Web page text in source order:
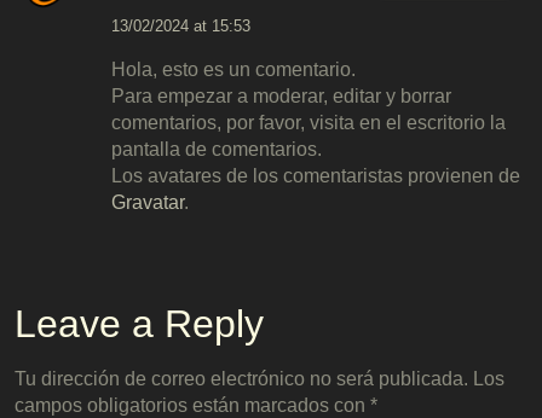
13/02/2024 at 15:53
Hola, esto es un comentario.
Para empezar a moderar, editar y borrar
comentarios, por favor, visita en el escritorio la
pantalla de comentarios.
Los avatares de los comentaristas provienen de
Gravatar.
Leave a Reply
Tu dirección de correo electrónico no será publicada.
Los
campos obligatorios están marcados con *